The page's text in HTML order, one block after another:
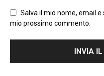
Salva il mio nome, email
mio prossimo commento.